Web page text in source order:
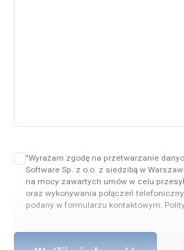
"Wyrażam zgodę na przetwarzanie
Software Sp. z o.o. z siedzibą w
na mocy zawartych umów w celu
oraz wykonywania połączeń
podany w formularzu kontaktowym.